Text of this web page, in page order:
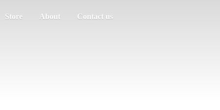
Store About Contact us